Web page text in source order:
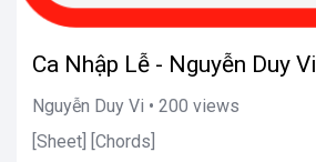
Ca Nhập Lễ - Nguyễn Duy Vi
Nguyễn Duy Vi • 200 views
[Sheet] [Chords]